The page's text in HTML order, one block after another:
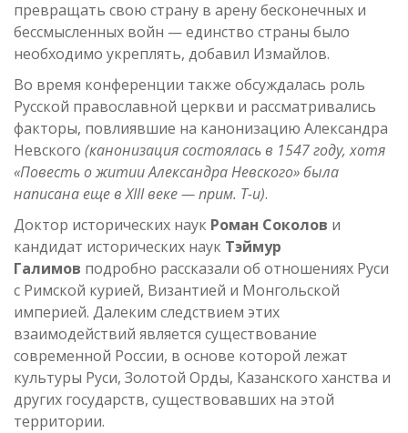
превращать свою страну в арену бесконечных и
бессмысленных войн — единство страны было
необходимо укреплять, добавил Измайлов.
Во время конференции также обсуждалась роль
Русской православной церкви и рассматривались
факторы, повлиявшие на канонизацию Александра
Невского (канонизация состоялась в 1547 году, хотя
«Повесть о житии Александра Невского» была
написана еще в XIII веке — прим. Т-и).
Доктор исторических наук Роман Соколов и
кандидат исторических наук Тэймур
Галимов подробно рассказали об отношениях Руси
с Римской курией, Византией и Монгольской
империей. Далеким следствием этих
взаимодействий является существование
современной России, в основе которой лежат
культуры Руси, Золотой Орды, Казанского ханства и
других государств, существовавших на этой
территории.